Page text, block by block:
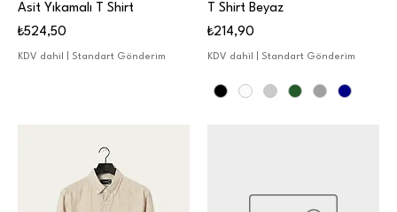
Asit Yıkamalı T Shirt
Fiyat
₺524,50
KDV dahil Standart Gönderim
T Shirt Beyaz
Fiyat
₺214,90
KDV dahil Standart Gönderim